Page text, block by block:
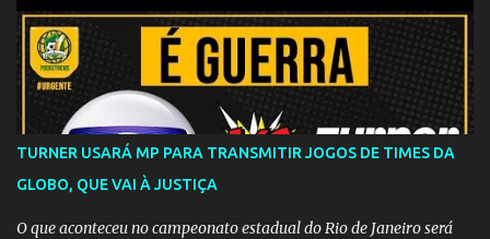
TURNER USARÁ MP PARA TRANSMITIR JOGOS DE TIMES DA
GLOBO, QUE VAI À JUSTIÇA
O que aconteceu no campeonato estadual do Rio de Janeiro será